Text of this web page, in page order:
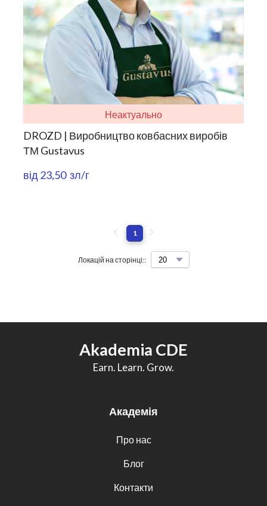
Неактуально
DROZD | Виробництво ковбасних виробів
ТМ Gustavus
від 23,50  зл/г
Локацій на сторінці::
1
Akademia CDE
Earn. Learn. Grow.
Академія
Про нас
Блог
Контакти